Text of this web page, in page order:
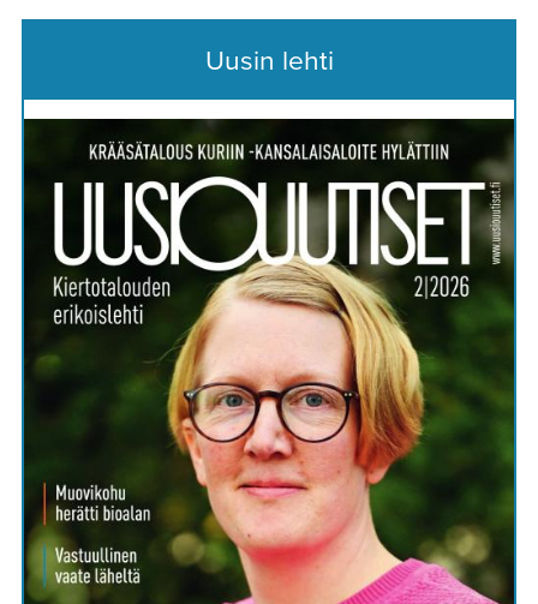
Uusin lehti